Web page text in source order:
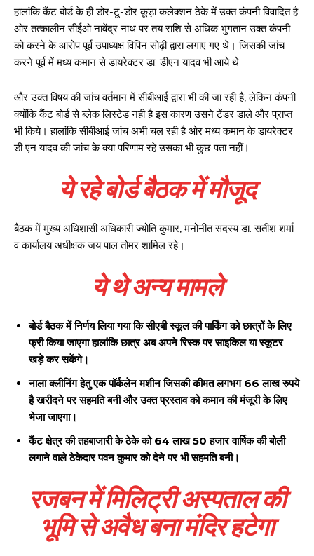
हालांकि कैंट बोर्ड के ही डोर-टू-डोर कूड़ा कलेक्शन ठेके में उक्त कंपनी विवादित है
ओर तत्कालीन सीईओ नावेंद्र नाथ पर तय राशि से अधिक भुगतान उक्त कंपनी
को करने के आरोप पूर्व उपाध्यक्ष विपिन सोढ़ी द्वारा लगाए गए थे। जिसकी जांच
करने पूर्व में मध्य कमान से डायरेक्टर डा. डीएन यादव भी आये थे
और उक्त विषय की जांच वर्तमान में सीबीआई द्वारा भी की जा रही है, लेकिन कंपनी
क्योंकि कैंट बोर्ड से ब्लेक लिस्टेड नही है इस कारण उसने टेंडर डाले और प्राप्त
भी किये। हालांकि सीबीआई जांच अभी चल रही है ओर मध्य कमान के डायरेक्टर
डी एन यादव की जांच के क्या परिणाम रहे उसका भी कुछ पता नहीं।
ये रहे बोर्ड बैठक में मौजूद
बैठक में मुख्य अधिशासी अधिकारी ज्योति कुमार, मनोनीत सदस्य डा. सतीश शर्मा
व कार्यालय अधीक्षक जय पाल तोमर शामिल रहे।
ये थे अन्य मामले
बोर्ड बैठक में निर्णय लिया गया कि सीएबी स्कूल की पार्किंग को छात्रों के लिए
फ्री किया जाएगा हालांकि छात्र अब अपने रिस्क पर साइकिल या स्कूटर
खड़े कर सकेंगे।
नाला क्लीनिंग हेतु एक पॉर्कलेन मशीन जिसकी कीमत लगभग 66 लाख रुपये
है खरीदने पर सहमति बनी और उक्त प्रस्ताव को कमान की मंजूरी के लिए
भेजा जाएगा।
कैंट क्षेत्र की तहबाजारी के ठेके को 64 लाख 50 हजार वार्षिक की बोली
लगाने वाले ठेकेदार पवन कुमार को देने पर भी सहमति बनी।
रजबन में मिलिट्री अस्पताल की
भूमि से अवैध बना मंदिर हटेगा